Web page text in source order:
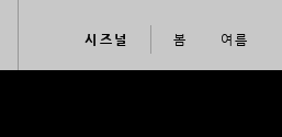
시즈널 봄 여름